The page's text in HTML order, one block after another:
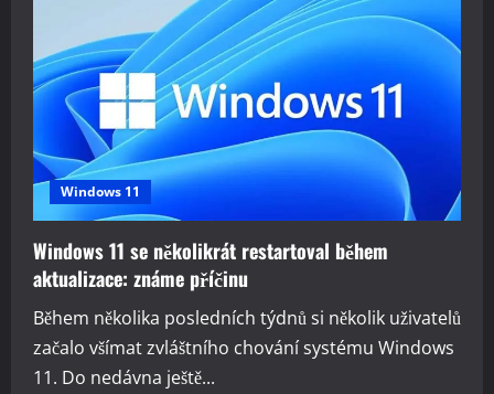
Windows 11
Windows 11 se několikrát restartoval během
aktualizace: známe příčinu
Během několika posledních týdnů si několik uživatelů
začalo všímat zvláštního chování systému Windows
11. Do nedávna ještě...